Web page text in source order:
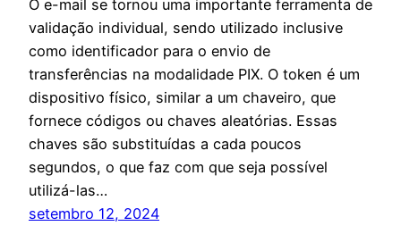
O e-mail se tornou uma importante ferramenta de
validação individual, sendo utilizado inclusive
como identificador para o envio de
transferências na modalidade PIX. O token é um
dispositivo físico, similar a um chaveiro, que
fornece códigos ou chaves aleatórias. Essas
chaves são substituídas a cada poucos
segundos, o que faz com que seja possível
utilizá-las…
setembro 12, 2024